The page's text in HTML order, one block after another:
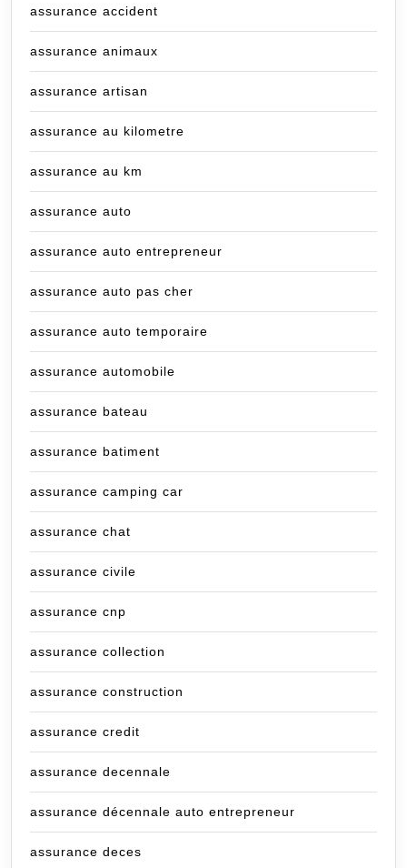
assurance accident
assurance animaux
assurance artisan
assurance au kilometre
assurance au km
assurance auto
assurance auto entrepreneur
assurance auto pas cher
assurance auto temporaire
assurance automobile
assurance bateau
assurance batiment
assurance camping car
assurance chat
assurance civile
assurance cnp
assurance collection
assurance construction
assurance credit
assurance decennale
assurance décennale auto entrepreneur
assurance deces